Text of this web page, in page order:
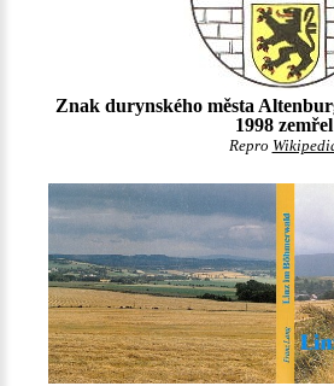
Znak durynského města
1998 zemřel
Repro